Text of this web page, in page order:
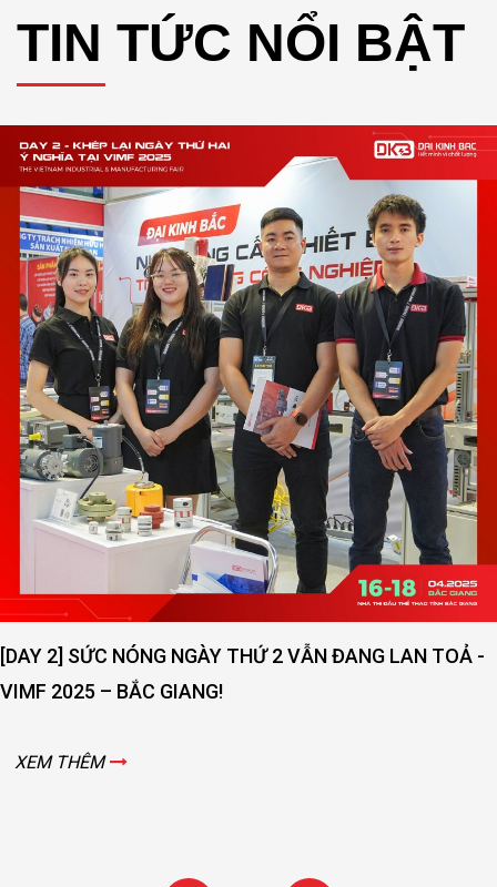
TIN TỨC NỔI BẬT
[DAY 2] SỨC NÓNG NGÀY THỨ 2 VẪN ĐANG LAN TOẢ -
VIMF 2025 – BẮC GIANG!
XEM THÊM